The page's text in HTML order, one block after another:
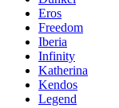
Eros
Freedom
Iberia
Infinity
Katherina
Kendos
Legend